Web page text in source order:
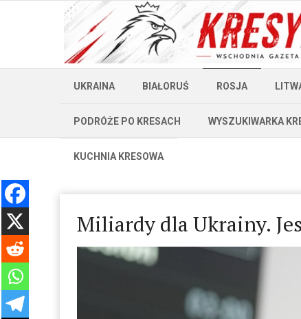
UKRAINA BIAŁORUŚ ROSJA
PODRÓŻE PO KRESACH WYSZUKIWARKA
KUCHNIA KRESOWA
Miliardy dla Ukrainy.